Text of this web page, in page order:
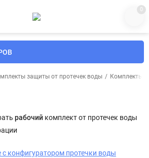
0
защиты от протечек воды / Комплекты
рабочий комплект от протечек воды
с конфигуратором протечки воды